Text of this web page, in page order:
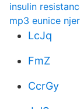
insulin
mp3 eunice
LcJq
FmZ
CcrGy